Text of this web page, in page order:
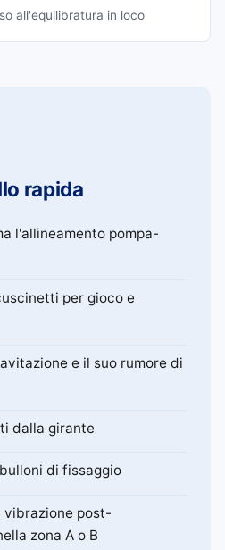
all'equilibratura in loco
rapida
l'allineamento pompa-
per gioco e
e il suo rumore di
dalla girante
di fissaggio
vibrazione post-
zona A o B